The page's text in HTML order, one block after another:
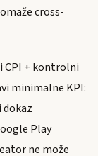
cross-
CPI + kontrolni
minimalne KPI:
Play
ne može